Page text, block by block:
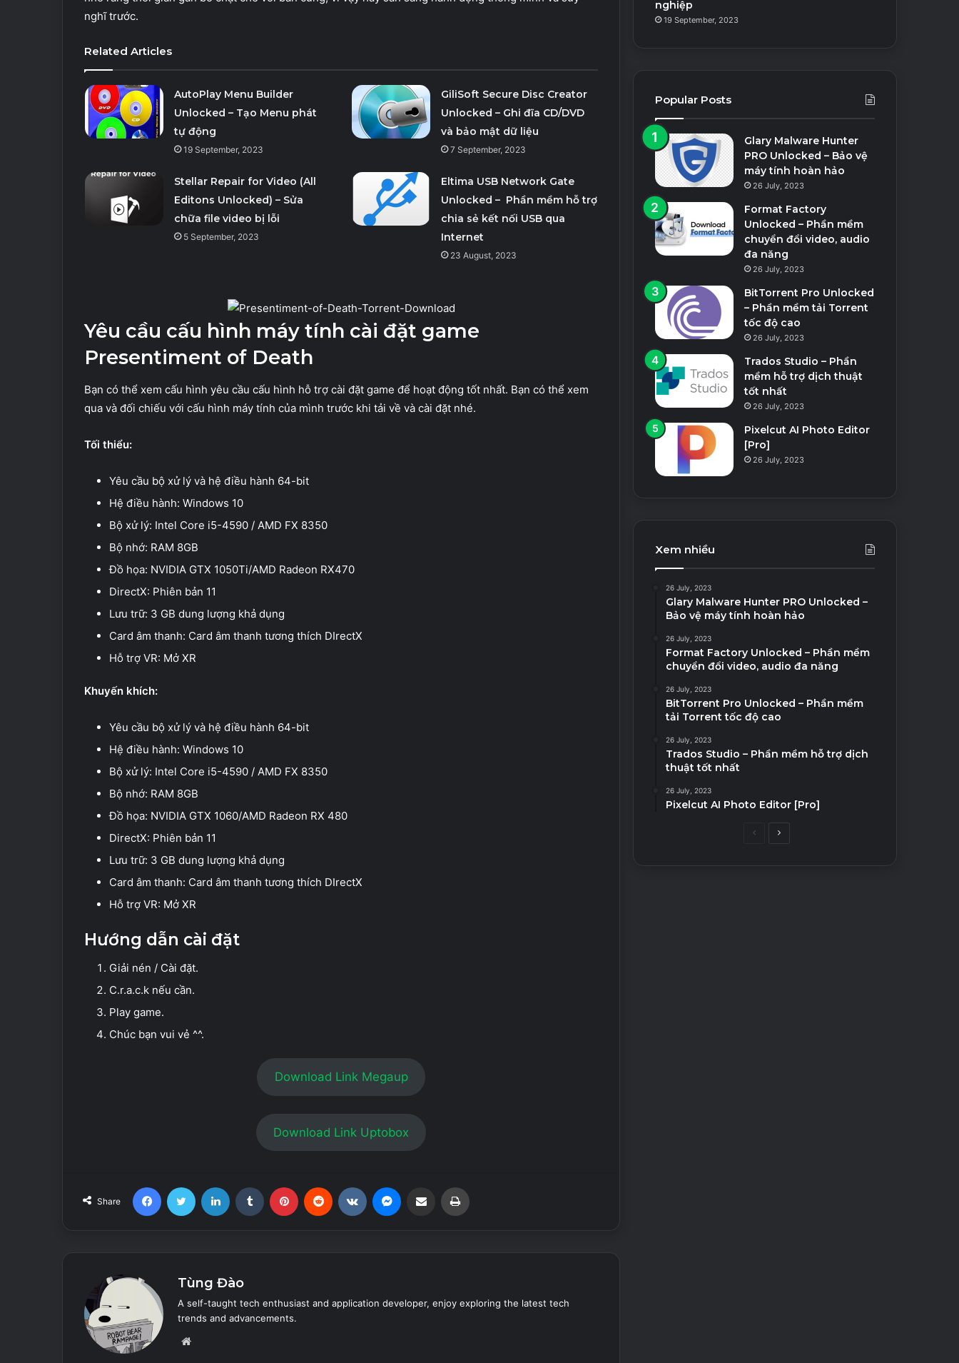
nghĩ trước.
Related Articles
AutoPlay Menu Builder
Unlocked – Tạo Menu phát
tự động
19 September, 2023
GiliSoft Secure Disc Creator
Unlocked – Ghi đĩa CD/DVD
và bảo mật dữ liệu
7 September, 2023
Stellar Repair for Video (All
Editons Unlocked) – Sửa
chữa file video bị lỗi
5 September, 2023
Eltima USB Network Gate
Unlocked – Phần mềm hỗ trợ
chia sẻ kết nối USB qua
Internet
23 August, 2023
Yêu cầu cấu hình máy tính cài đặt game
Presentiment of Death
Bạn có thể xem cấu hình yêu cầu cấu hình hỗ trợ cài đặt game để hoạt động tốt nhất. Bạn có thể xem
qua và đối chiếu với cấu hình máy tính của mình trước khi tải về và cài đặt nhé.
Tối thiểu:
Yêu cầu bộ xử lý và hệ điều hành 64-bit
Hệ điều hành: Windows 10
Bộ xử lý: Intel Core i5-4590 / AMD FX 8350
Bộ nhớ: RAM 8GB
Đồ họa: NVIDIA GTX 1050Ti/AMD Radeon RX470
DirectX: Phiên bản 11
Lưu trữ: 3 GB dung lượng khả dụng
Card âm thanh: Card âm thanh tương thích DIrectX
Hỗ trợ VR: Mở XR
Khuyến khích:
Yêu cầu bộ xử lý và hệ điều hành 64-bit
Hệ điều hành: Windows 10
Bộ xử lý: Intel Core i5-4590 / AMD FX 8350
Bộ nhớ: RAM 8GB
Đồ họa: NVIDIA GTX 1060/AMD Radeon RX 480
DirectX: Phiên bản 11
Lưu trữ: 3 GB dung lượng khả dụng
Card âm thanh: Card âm thanh tương thích DIrectX
Hỗ trợ VR: Mở XR
Hướng dẫn cài đặt
Giải nén / Cài đặt.
C.r.a.c.k nếu cần.
Play game.
Chúc bạn vui vẻ ^^.
Download Link Megaup
Download Link Uptobox
Share
FacebookTwitter LinkedIn Tumblr Pinterest Reddit VKontakteMessenger
Share via Email
Tùng Đào
A self-taught tech enthusiast and application developer, enjoy exploring the latest tech
trends and advancements.
nghiệp
19 September, 2023
Popular Posts
Glary Malware Hunter
PRO Unlocked – Bảo vệ
máy tính hoàn hảo
26 July, 2023
Format Factory
Unlocked – Phần mềm
chuyển đổi video, audio
đa năng
26 July, 2023
BitTorrent Pro Unlocked
– Phần mềm tải Torrent
tốc độ cao
26 July, 2023
Trados Studio – Phần
mềm hỗ trợ dịch thuật
tốt nhất
26 July, 2023
Pixelcut AI Photo Editor
[Pro]
26 July, 2023
Xem nhiều
26 July, 2023
Glary Malware Hunter PRO Unlocked –
Bảo vệ máy tính hoàn hảo
26 July, 2023
Format Factory Unlocked – Phần mềm
chuyển đổi video, audio đa năng
26 July, 2023
BitTorrent Pro Unlocked – Phần mềm
tải Torrent tốc độ cao
26 July, 2023
Trados Studio – Phần mềm hỗ trợ dịch
thuật tốt nhất
26 July, 2023
Pixelcut AI Photo Editor [Pro]
PreviousNext